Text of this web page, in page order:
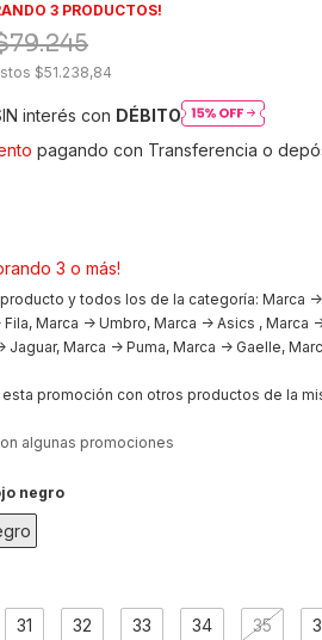
3 PRODUCTOS!
$51.238,84
interés con DÉBITO
pagando con Transferencia o
3 o más!
y todos los de la categoría: Marca ->
Marca -> Umbro, Marca -> Asics , Marca -
Jaguar, Marca -> Puma, Marca -> Gaelle,
promoción con otros productos de la
algunas promociones
negro
31 32 33 34 35